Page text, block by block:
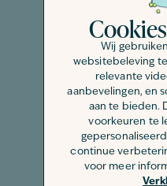
Wij
websitebeleving
relevante
aanbevelingen, en
aan te bieden.
voorkeuren te
continue
voor meer
Auch wenn Sie
farbenfrohen
erfreuen, sollten
darauf achten,
außerhalb der
Kaninchen
Kaninchen
sodass eine
dieser Stelle